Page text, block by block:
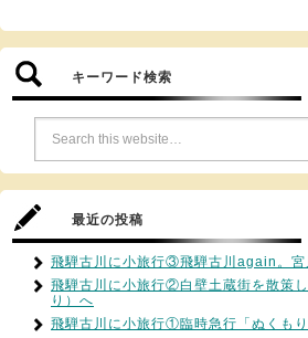
キーワード検索
最近の投稿
飛騨古川に小旅行③飛騨古川again。宮
飛騨古川に小旅行②白壁土蔵街を散策
り）へ
飛騨古川に小旅行①臨時急行「ぬくもり